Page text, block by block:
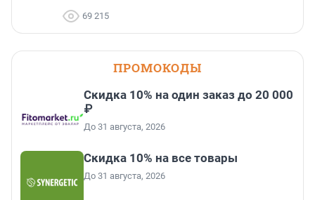
69 215
ПРОМОКОДЫ
Скидка 10% на один заказ до 20 000
₽
До 31 августа, 2026
Скидка 10% на все товары
До 31 августа, 2026